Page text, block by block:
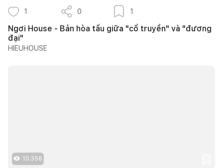
1 0 1
Ngơi House - Bản hòa tấu giữa "cổ truyền" và "đương
đại"
HIEUHOUSE
10.356